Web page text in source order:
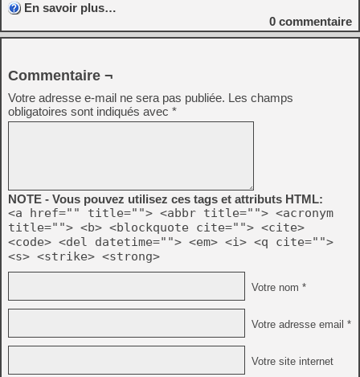
En savoir plus…
0 commentaire
Commentaire ¬
Votre adresse e-mail ne sera pas publiée. Les champs
obligatoires sont indiqués avec *
NOTE - Vous pouvez utilisez ces tags et attributs HTML:
<a href="" title=""> <abbr title=""> <acronym
title=""> <b> <blockquote cite=""> <cite>
<code> <del datetime=""> <em> <i> <q cite="">
<s> <strike> <strong>
Votre nom *
Votre adresse email *
Votre site internet